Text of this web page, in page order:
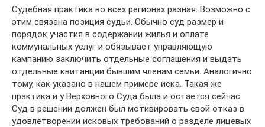
Судебная практика во всех регионах разная. Возможно с
этим связана позиция судьи. Обычно суд размер и
порядок участия в содержании жилья и оплате
коммунальных услуг и обязывает управляющую
кампанию заключить отдельные соглашения и выдать
отдельные квитанции бывшим членам семьи. Аналогично
тому, как указано в нашем примере иска. Такая же
практика и у Верховного Суда была и остается сейчас.
Суд в решении должен был мотивировать свой отказ в
удовлетворении исковых требований о разделе лицевых